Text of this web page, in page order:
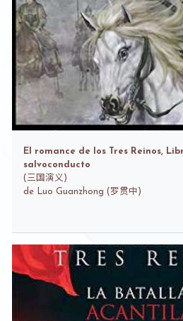
El romance de los Tres Reinos,
salvoconducto
( 三国演义)
de Luo Guanzhong (罗贯中)